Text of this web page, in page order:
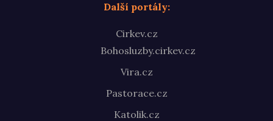
Další portály:
Cirkev.cz
Bohosluzby.cirkev.cz
Vira.cz
Pastorace.cz
Katolik.cz